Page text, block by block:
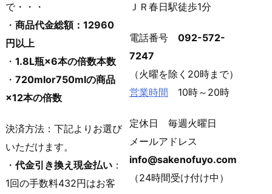
で・・・
・ 商品代金総額：12960
円以上
・ 1.8L瓶×6本の倍数本数
・ 720mlor750mlの商品
×12本の倍数
決済方法：下記よりお選び
いただけます。
・ 代金引き換え現金払い ：
1回の手数料432円はお客
ＪＲ春日駅徒歩1分
電話番号 092-572-
7247
（火曜を除く20時まで）
営業時間 10時～20時
定休日 毎週火曜日
メールアドレス
info@sakenofuyo.com
（24時間受け付け中）